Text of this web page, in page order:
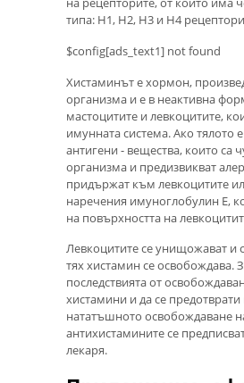
типа: Н1, Н2, Н3 и Н4
$config[ads_text1] not found
Хистаминът е хормон,
организма и е в неактивна
мастоцитите и левкоцитите,
имунната система. Ако тялото
антигени - вещества, които са
организма и предизвикват
придържат към левкоцитите
наречения имуноглобулин Е,
на повърхността на
Левкоцитите се унищожават и
тях хистамин се освобождава.
последствията от
хистамини и да се предотврати
нататъшното освобождаване
антихистамините се
лекаря.